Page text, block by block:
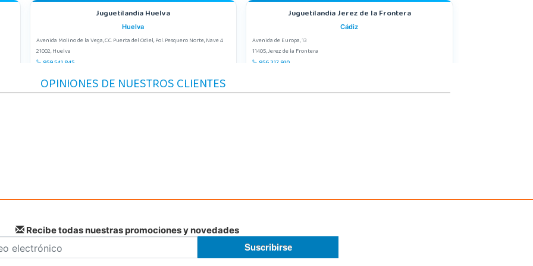
Juguetilandia Huelva
Huelva
Avenida Molino de la Vega, C.C. Puerta del Odiel, Pol. Pesquero Norte, Nave 4
21002, Huelva
959 541 845
POCAS UNIDADES
Juguetilandia Jerez de la Frontera
Cádiz
Avenida de Europa, 13
11405, Jerez de la Frontera
956 317 910
POCAS UNIDADES
Juguetilandia San Juan Juguetilandia Zaragoza CC La Torre
OPINIONES DE NUESTROS CLIENTES
Recibe todas nuestras promociones y novedades